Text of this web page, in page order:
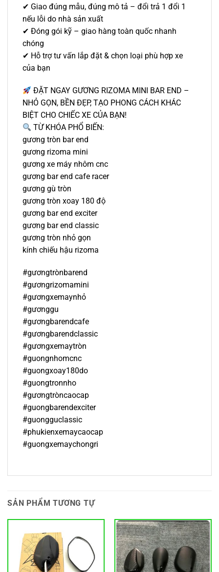
✔ Giao đúng mẫu, đúng mô tả – đổi trả 1 đổi 1
nếu lỗi do nhà sản xuất
✔ Đóng gói kỹ – giao hàng toàn quốc nhanh
chóng
✔ Hỗ trợ tư vấn lắp đặt & chọn loại phù hợp xe
của bạn
ĐẶT NGAY GƯƠNG RIZOMA MINI BAR END –
NHỎ GỌN, BỀN ĐẸP, TẠO PHONG CÁCH KHÁC
BIỆT CHO CHIẾC XE CỦA BẠN!
TỪ KHÓA PHỔ BIẾN:
gương tròn bar end
gương rizoma mini
gương xe máy nhôm cnc
gương bar end cafe racer
gương gù tròn
gương tròn xoay 180 độ
gương bar end exciter
gương bar end classic
gương tròn nhỏ gọn
kính chiếu hậu rizoma
#gươngtrònbarend
#gươngrizomamini
#gươngxemaynhỏ
#gươnggu
#gươngbarendcafe
#gươngbarendclassic
#gươngxemaytròn
#guongnhomcnc
#guongxoay180do
#guongtronnho
#gươngtròncaocap
#guongbarendexciter
#guongguclassic
#phukienxemaycaocap
#guongxemaychongri
SẢN PHẨM TƯƠNG TỰ